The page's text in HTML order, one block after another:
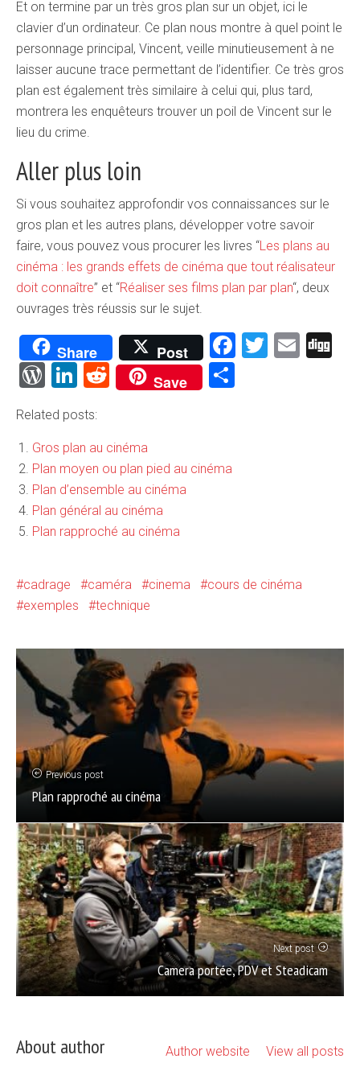
Et on termine par un très gros plan sur un objet, ici le
clavier d’un ordinateur. Ce plan nous montre à quel point le
personnage principal, Vincent, veille minutieusement à ne
laisser aucune trace permettant de l’identifier. Ce très gros
plan est également très similaire à celui qui, plus tard,
montrera les enquêteurs trouver un poil de Vincent sur le
lieu du crime.
Aller plus loin
Si vous souhaitez approfondir vos connaissances sur le
gros plan et les autres plans, développer votre savoir
faire, vous pouvez vous procurer les livres “Les plans au
cinéma : les grands effets de cinéma que tout réalisateur
doit connaître” et “Réaliser ses films plan par plan“, deux
ouvrages très réussis sur le sujet.
Share Post Facebook
Twitter
WordPress
LinkedIn
Reddit
Save
Related posts:
Gros plan au cinéma
Plan moyen ou plan pied au cinéma
Plan d’ensemble au cinéma
Plan général au cinéma
Plan rapproché au cinéma
cadrage caméra cinema
cours de cinéma
exemples
technique
Previous post
Plan rapproché au cinéma
Next post
Camera portée, PDV et Steadicam
About author View all posts
Author website